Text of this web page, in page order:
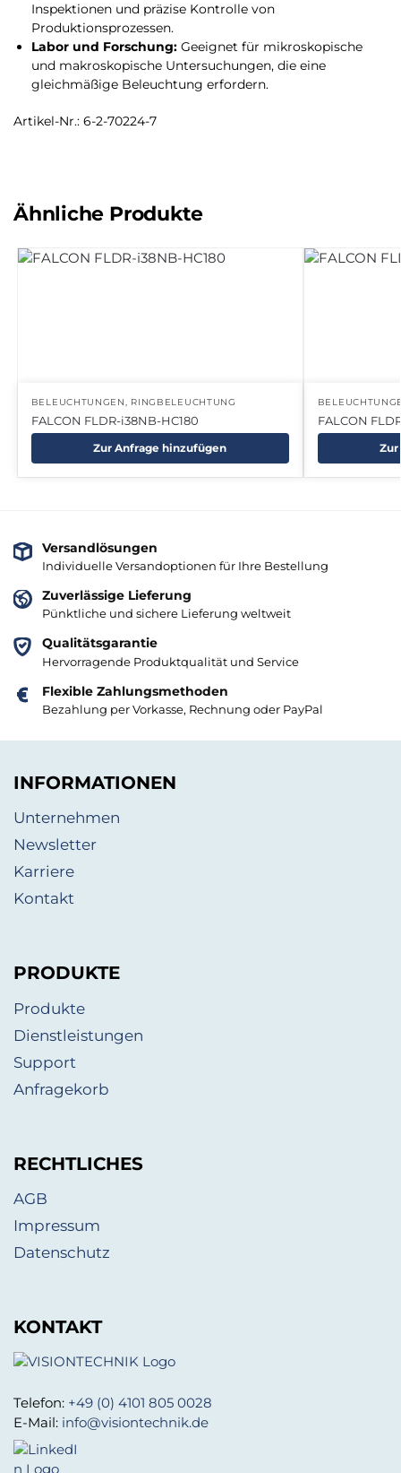
Inspektionen und präzise Kontrolle von
Produktionsprozessen.
Labor und Forschung: Geeignet für mikroskopische
und makroskopische Untersuchungen, die eine
gleichmäßige Beleuchtung erfordern.
Artikel-Nr.: 6-2-70224-7
Ähnliche Produkte
BELEUCHTUNGEN RINGBELEUCHTUNG
FALCON FLDR-i38NB-HC180
Zur Anfrage hinzufügen
FALCON
Versandlösungen
Individuelle Versandoptionen für Ihre Bestellung
Zuverlässige Lieferung
Pünktliche und sichere Lieferung weltweit
Qualitätsgarantie
Hervorragende Produktqualität und Service
Flexible Zahlungsmethoden
Bezahlung per Vorkasse, Rechnung oder PayPal
INFORMATIONEN
Unternehmen
Newsletter
Karriere
Kontakt
PRODUKTE
Produkte
Dienstleistungen
Support
Anfragekorb
RECHTLICHES
AGB
Impressum
Datenschutz
KONTAKT
Telefon: +49 (0) 4101 805 0028
E-Mail: info@visiontechnik.de